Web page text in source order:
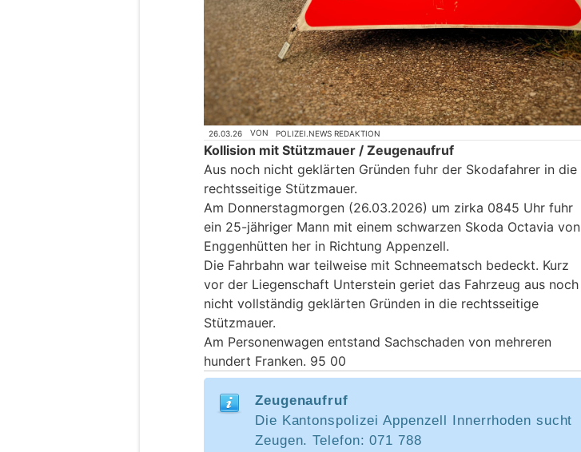
26.03.26 VON POLIZEI.NEWS REDAKTION
Kollision mit Stützmauer / Zeugenaufruf
Aus noch nicht geklärten Gründen fuhr der Skodafahrer in die
rechtsseitige Stützmauer.
Am Donnerstagmorgen (26.03.2026) um zirka 0845 Uhr fuhr
ein 25-jähriger Mann mit einem schwarzen Skoda Octavia von
Enggenhütten her in Richtung Appenzell.
Die Fahrbahn war teilweise mit Schneematsch bedeckt. Kurz
vor der Liegenschaft Unterstein geriet das Fahrzeug aus noch
nicht vollständig geklärten Gründen in die rechtsseitige
Stützmauer.
Am Personenwagen entstand Sachschaden von mehreren
hundert Franken. 95 00
Zeugenaufruf
Die Kantonspolizei Appenzell Innerrhoden sucht
Zeugen. Telefon: 071 788